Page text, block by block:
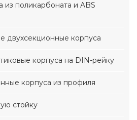
из поликарбоната и ABS
двухсекционные корпуса
корпуса на DIN-рейку
корпуса из профиля
стойку